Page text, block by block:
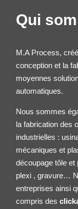
Qui
M.A Process,
conception et la
moyennes
automatiques.
Nous sommes
la fabrication des
industrielles :
mécaniques et
découpage tôle
plexi , gravure…
entreprises ainsi
compris des